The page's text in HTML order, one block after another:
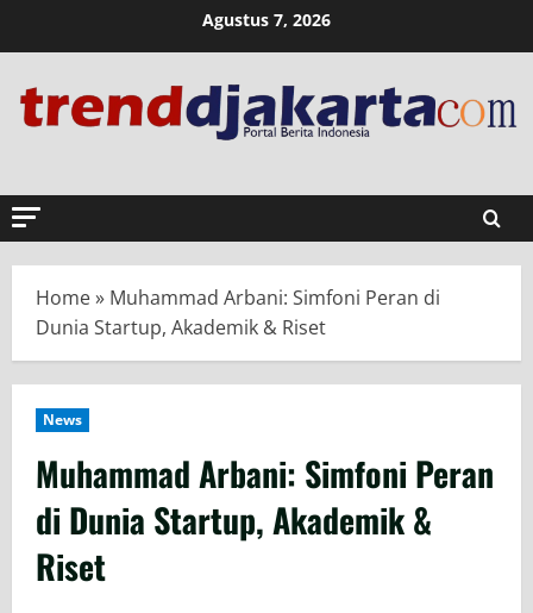
Agustus 7, 2026
Home» Muhammad Arbani: Simfoni Peran di
Dunia Startup, Akademik & Riset
News
Muhammad Arbani: Simfoni Peran
di Dunia Startup, Akademik &
Riset